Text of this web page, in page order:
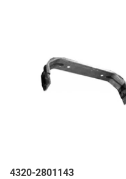
4320-2801143